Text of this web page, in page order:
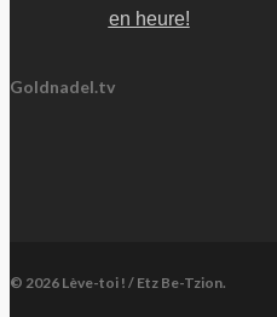
en heure!
Goldnadel.tv
© 2026 Lève-toi ! / Etz Be-Tzion.